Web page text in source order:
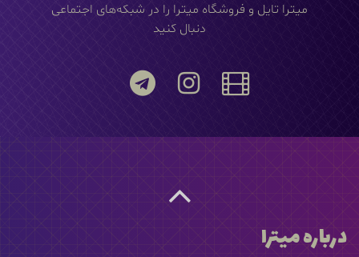
میترا تایل و فروشگاه میترا را در شبکه‌های اجتماعی
دنبال کنید
درباره میترا